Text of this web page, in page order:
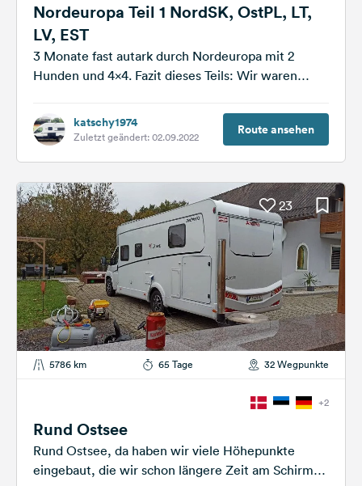
Nordeuropa Teil 1 NordSK, OstPL, LT,
LV, EST
3 Monate fast autark durch Nordeuropa mit 2
Hunden und 4x4. Fazit dieses Teils: Wir waren
katschy1974
Zuletzt geändert: 02.09.2022 Route ansehen
23
5786 km 65 Tage 32 Wegpunkte
+2
Rund Ostsee
Rund Ostsee, da haben wir viele Höhepunkte
eingebaut, die wir schon längere Zeit am Schirm